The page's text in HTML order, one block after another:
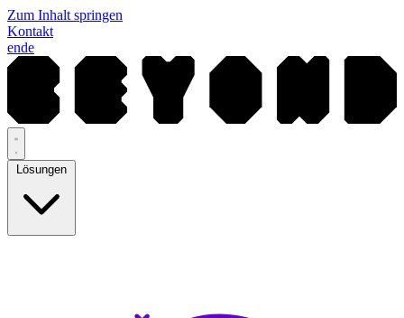
Zum Inhalt springen
Kontakt
ende
Lösungen